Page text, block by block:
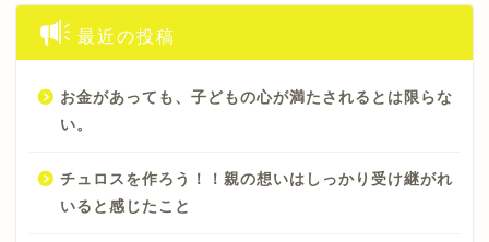
最近の投稿
お金があっても、子どもの心が満たされるとは限らな
い。
チュロスを作ろう！！親の想いはしっかり受け継がれ
いると感じたこと